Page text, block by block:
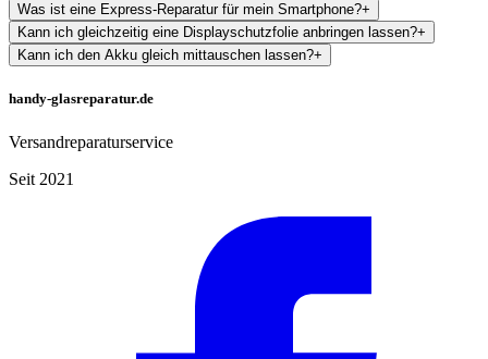
Was ist eine Express-Reparatur für mein Smartphone?+
Kann ich gleichzeitig eine Displayschutzfolie anbringen lassen?+
Kann ich den Akku gleich mittauschen lassen?+
handy-glasreparatur.de
Versandreparaturservice
Seit 2021